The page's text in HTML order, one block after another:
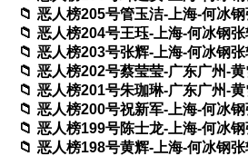
恶人榜205号管玉洁-上海-何冰
恶人榜204号王珏-上海-何冰钢
恶人榜203号张辉-上海-何冰钢
恶人榜202号蔡莹莹-广东广州-
恶人榜201号朱珈琳-广东广州-
恶人榜200号祝新军-上海-何冰
恶人榜199号陈士龙-上海-何冰
恶人榜198号黄辉-上海-何冰钢